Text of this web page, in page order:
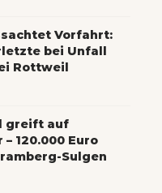
Vorfahrt:
bei Unfall
Rottweil
greift auf
120.000 Euro
Sulgen